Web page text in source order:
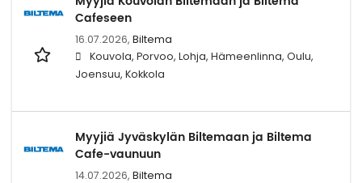
Cafeseen
16.07.2026, Biltema
Kouvola, Porvoo, Lohja, Hämeenlinna, Oulu,
Joensuu, Kokkola
Myyjiä Jyväskylän Biltemaan ja Biltema
Cafe-vaunuun
14.07.2026, Biltema